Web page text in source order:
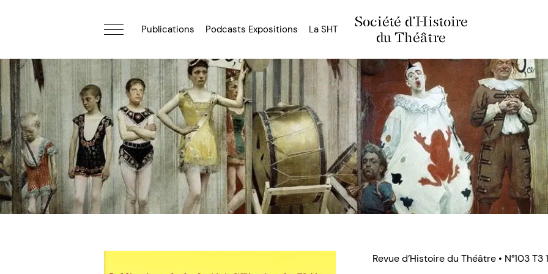
Société d'Histoire
du Théâtre
Publications Podcasts Expositions La SHT
Revue d’Histoire du Théâtre • N°103 T3